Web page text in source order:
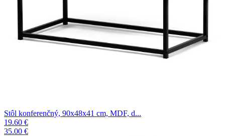
Stôl konferenčný, 90x48x41 cm, MDF, d...
19.60 €
35.00 €